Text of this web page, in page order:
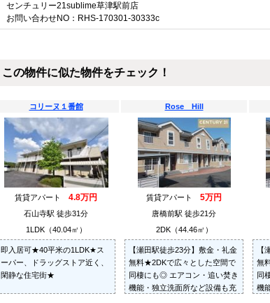
センチュリー21sublime草津駅前店
お問い合わせNO：RHS-170301-30333c
この物件に似た物件をチェック！
コリーヌ１番館
賃貸アパート 4.8万円
石山寺駅 徒歩31分
1LDK（40.04㎡）
即入居可★40平米の1LDK★ス
ーパー、ドラッグストア近く、
閑静な住宅街★
Rose Hill
賃貸アパート 5万円
唐橋前駅 徒歩21分
2DK（44.46㎡）
【瀬田駅徒歩23分】敷金・礼金
無料★2DKで広々とした空間で
同棲にも◎ エアコン・追い焚き
機能・独立洗面所など設備も充
【
無
同
機